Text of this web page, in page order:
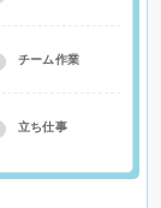
チーム作業
立ち仕事